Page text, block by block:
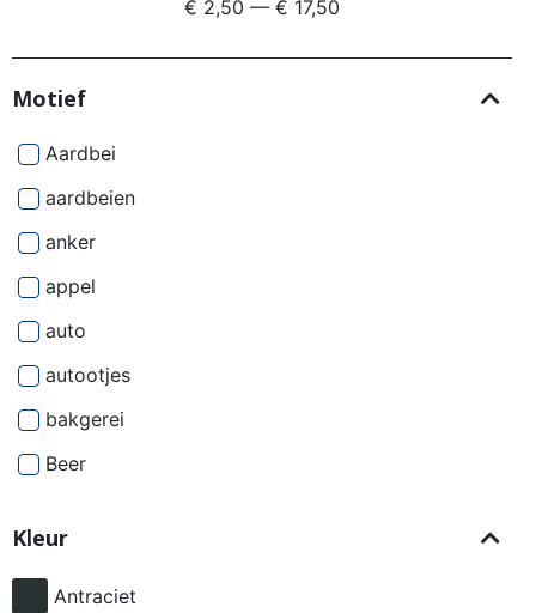
€ 2,50 — € 17,50
Motief
Aardbei
aardbeien
anker
appel
auto
autootjes
bakgerei
Beer
besjes
bier
Kleur
Antraciet